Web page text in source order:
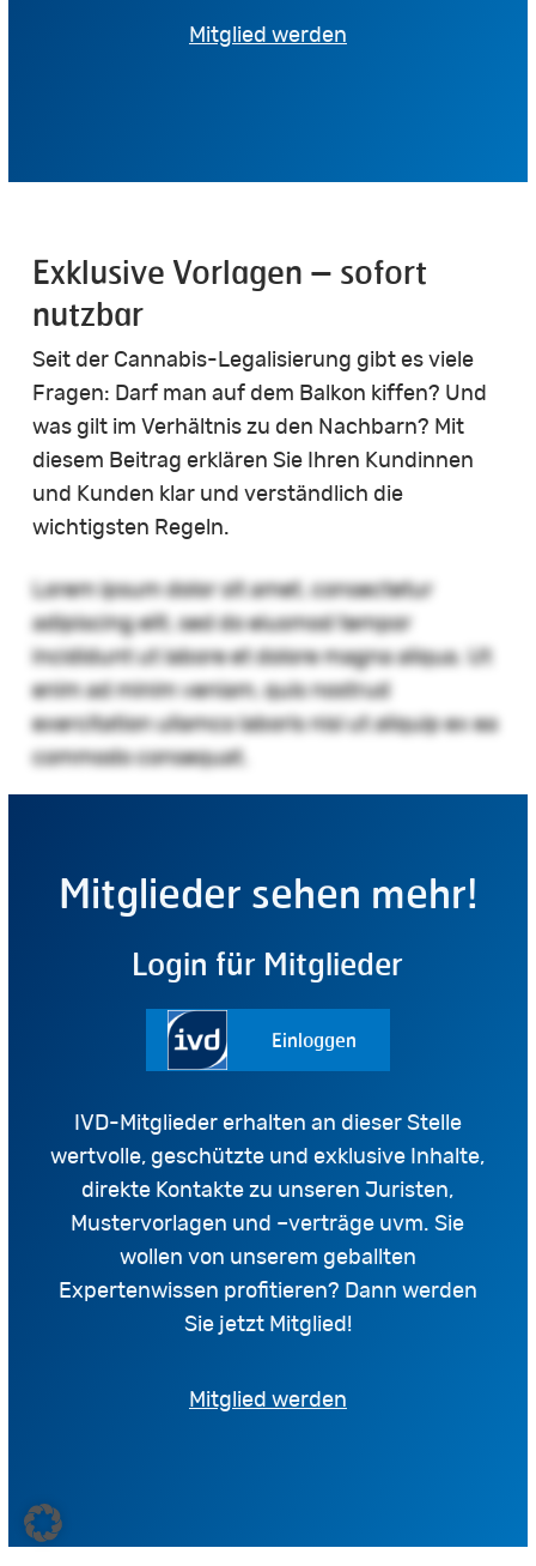
Mitglied werden
Exklusive Vorlagen – sofort
nutzbar
Seit der Cannabis-Legalisierung gibt es viele
Fragen: Darf man auf dem Balkon kiffen? Und
was gilt im Verhältnis zu den Nachbarn? Mit
diesem Beitrag erklären Sie Ihren Kundinnen
und Kunden klar und verständlich die
wichtigsten Regeln.
Lorem ipsum dolor sit amet, consectetur
adipiscing elit, sed do eiusmod tempor
incididunt ut labore et dolore magna aliqua. Ut
enim ad minim veniam, quis nostrud
exercitation ullamco laboris nisi ut aliquip ex ea
commodo consequat.
Mitglieder sehen mehr!
Login für Mitglieder
Einloggen
IVD-Mitglieder erhalten an dieser Stelle
wertvolle, geschützte und exklusive Inhalte,
direkte Kontakte zu unseren Juristen,
Mustervorlagen und –verträge uvm. Sie
wollen von unserem geballten
Expertenwissen profitieren? Dann werden
Sie jetzt Mitglied!
Mitglied werden